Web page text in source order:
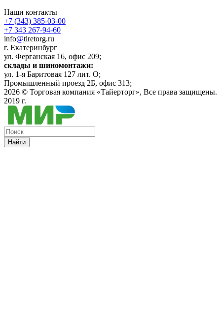
Наши контакты
+7 (343) 385-03-00
+7 343 267-94-60
info@tiretorg.ru
г. Екатеринбург
ул. Ферганская 16, офис 209;
склады и шиномонтажи:
ул. 1-я Баритовая 127 лит. О;
Промышленный проезд 2Б, офис 313;
2026 © Торговая компания «Тайерторг», Все права защищены.
2019 г.
Найти